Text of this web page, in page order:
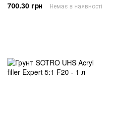
700.30 грн Немає в наявності